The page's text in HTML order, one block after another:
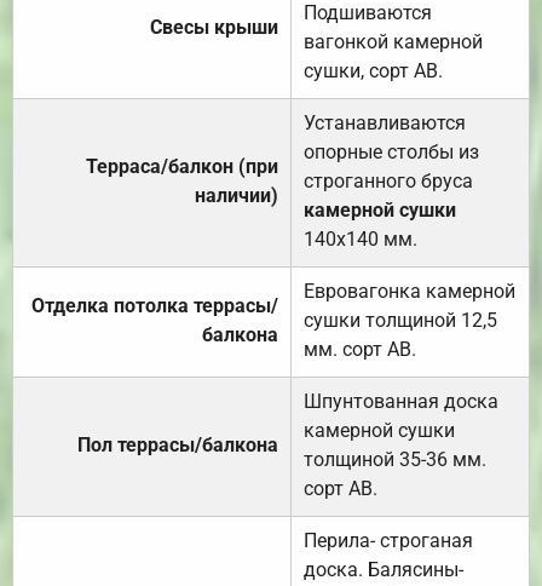
Свесы крыши
Подшиваются
вагонкой камерной
сушки, сорт АВ.
Терраса/балкон (при
наличии)
Устанавливаются
опорные столбы из
строганного бруса
камерной сушки
140х140 мм.
Отделка потолка террасы/
балкона
Евровагонка камерной
сушки толщиной 12,5
мм. сорт АВ.
Пол террасы/балкона
Шпунтованная доска
камерной сушки
толщиной 35-36 мм.
сорт АВ.
Перила- строганая
доска. Балясины-